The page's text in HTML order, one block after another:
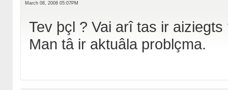
March 08, 2008 05:07PM
Tev þçl ? Vai arî tas ir aiziegts
Man tâ ir aktuâla problçma.